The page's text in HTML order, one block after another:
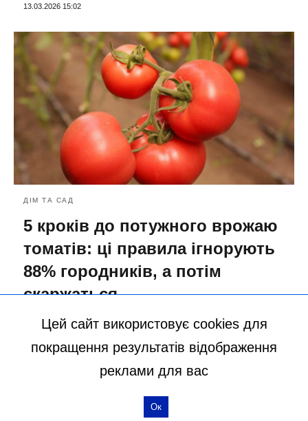
13.03.2026 15:02
ДІМ ТА САД
5 кроків до потужного врожаю
томатів: ці правила ігнорують
88% городників, а потім
скаржаться
13.03.2026 14:22
більше статей
Цей сайт використовує cookies для
покращення результатів відображення
реклами для вас
Ок